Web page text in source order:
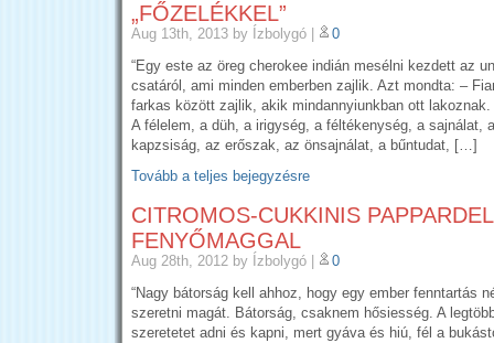
„FŐZELÉKKEL”
Aug 13th, 2013 by Ízbolygó
0
“Egy este az öreg cherokee indián mesélni kezdett az
csatáról, ami minden emberben zajlik. Azt mondta: –
farkas között zajlik, akik mindannyiunkban ott
A félelem, a düh, a irigység, a féltékenység, a sajnálat,
kapzsiság, az erőszak, az önsajnálat, a bűntudat, […]
Tovább a teljes bejegyzésre
CITROMOS-CUKKINIS
FENYŐMAGGAL
Aug 28th, 2012 by Ízbolygó
0
“Nagy bátorság kell ahhoz, hogy egy ember fenntartás
szeretni magát. Bátorság, csaknem hősiesség. A
szeretetet adni és kapni, mert gyáva és hiú, fél a